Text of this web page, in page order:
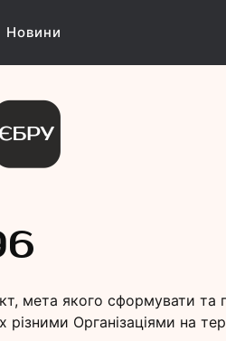
Новини
мета якого сформувати та
Організаціями на